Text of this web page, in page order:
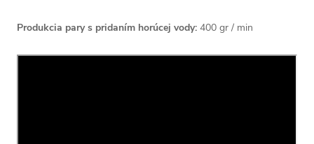
Produkcia pary s pridaním horúcej vody: 400 gr / min